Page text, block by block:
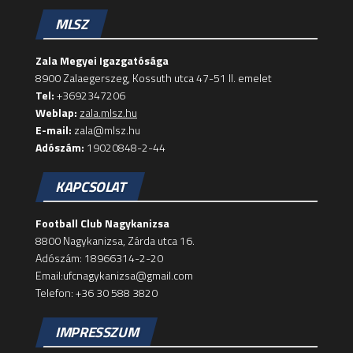
MLSZ
Zala Megyei Igazgatósága
8900 Zalaegerszeg, Kossuth utca 47-51 II. emelet
Tel:+3692347206
Weblap: zala.mlsz.hu
E-mail: zala@mlsz.hu
Adószám: 19020848-2-44
KAPCSOLAT
Football Club Nagykanizsa
8800 Nagykanizsa, Zárda utca 16.
Adószám: 18966314-2-20
Email:ufcnagykanizsa@gmail.com
Telefon: +36 30 588 3820
IMPRESSZUM